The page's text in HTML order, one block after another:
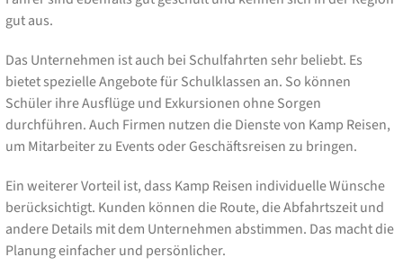
gut aus.
Das Unternehmen ist auch bei Schulfahrten sehr beliebt. Es
bietet spezielle Angebote für Schulklassen an. So können
Schüler ihre Ausflüge und Exkursionen ohne Sorgen
durchführen. Auch Firmen nutzen die Dienste von Kamp Reisen,
um Mitarbeiter zu Events oder Geschäftsreisen zu bringen.
Ein weiterer Vorteil ist, dass Kamp Reisen individuelle Wünsche
berücksichtigt. Kunden können die Route, die Abfahrtszeit und
andere Details mit dem Unternehmen abstimmen. Das macht die
Planung einfacher und persönlicher.